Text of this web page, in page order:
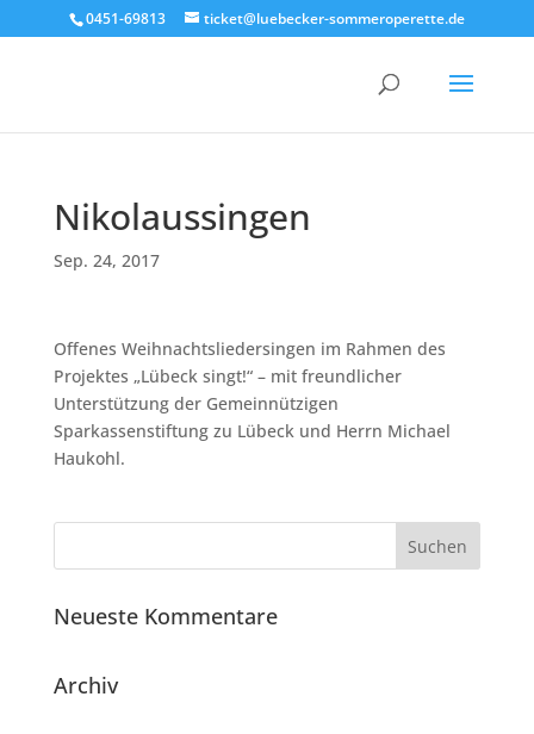
0451-69813 ticket@luebecker-sommeroperette.de
Nikolaussingen
Sep. 24, 2017
Offenes Weihnachtsliedersingen im Rahmen des
Projektes „Lübeck singt!“ – mit freundlicher
Unterstützung der Gemeinnützigen
Sparkassenstiftung zu Lübeck und Herrn Michael
Haukohl.
Neueste Kommentare
Archiv